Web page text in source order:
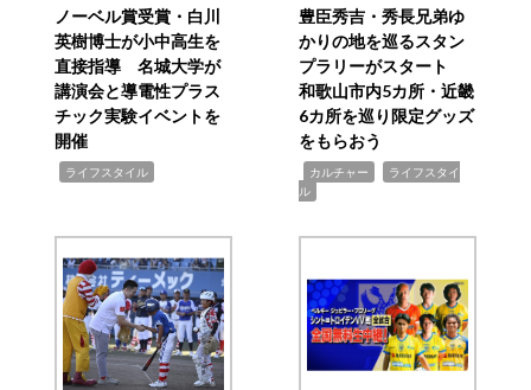
ノーベル賞受賞・白川
英樹博士が小中高生を
直接指導 名城大学が
講演会と導電性プラス
チック実験イベントを
開催
ライフスタイル
豊臣秀吉・秀長兄弟ゆ
かりの地を巡るスタン
プラリーがスタート
和歌山市内5カ所・近畿
6カ所を巡り限定グッズ
をもらおう
カルチャー
ライフスタイ
ル